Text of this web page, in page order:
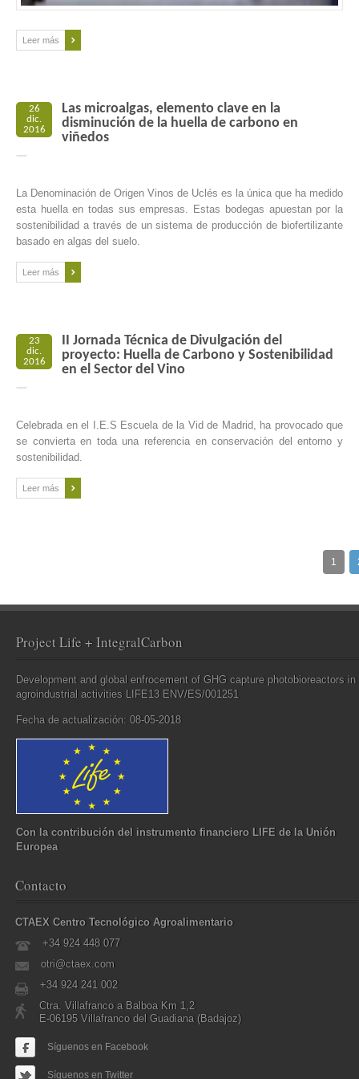
Leer más
26
dic.
2016
Las microalgas, elemento clave en la
disminución de la huella de carbono en
viñedos
La Denominación de Origen Vinos de Uclés es la única que ha medido
esta huella en todas sus empresas. Estas bodegas apuestan por la
sostenibilidad a través de un sistema de producción de biofertilizante
basado en algas del suelo.
Leer más
23
dic.
2016
II Jornada Técnica de Divulgación del
proyecto: Huella de Carbono y Sostenibilidad
en el Sector del Vino
Celebrada en el I.E.S Escuela de la Vid de Madrid, ha provocado que
se convierta en toda una referencia en conservación del entorno y
sostenibilidad.
Leer más
1
Project Life + IntegralCarbon
Development and global enfrocement of GHG capture photobioreactors in
agroindustrial activities LIFE13 ENV/ES/001251
Fecha de actualización: 08-05-2018
Con la contribución del instrumento financiero LIFE de la Unión
Europea
Contacto
CTAEX Centro Tecnológico Agroalimentario
+34 924 448 077
otri@ctaex.com
+34 924 241 002
Ctra. Villafranco a Balboa Km 1,2
E-06195 Villafranco del Guadiana (Badajoz)
Síguenos en Facebook
Síguenos en Twitter